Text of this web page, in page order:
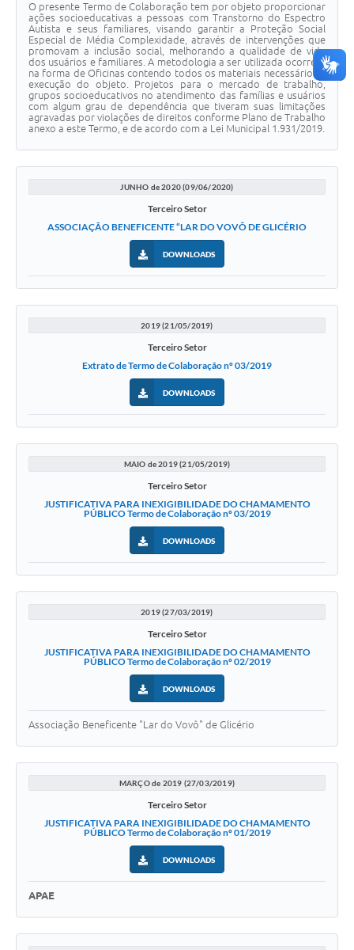
O presente Termo de Colaboração tem por objeto proporcionar
ações socioeducativas a pessoas com Transtorno do Espectro
Autista e seus familiares, visando garantir a Proteção Social
Especial de Média Complexidade, através de intervenções que
promovam a inclusão social, melhorando a qualidade de vida
dos usuários e familiares. A metodologia a ser utilizada ocorrerá
na forma de Oficinas contendo todos os materiais necessários a
execução do objeto. Projetos para o mercado de trabalho,
grupos socioeducativos no atendimento das famílias e usuários
com algum grau de dependência que tiveram suas limitações
agravadas por violações de direitos conforme Plano de Trabalho
anexo a este Termo, e de acordo com a Lei Municipal 1.931/2019.
JUNHO de 2020 (09/06/2020)
Terceiro Setor
ASSOCIAÇÃO BENEFICENTE “LAR DO VOVÔ DE GLICÉRIO
DOWNLOADS
2019 (21/05/2019)
Terceiro Setor
Extrato de Termo de Colaboração nº 03/2019
DOWNLOADS
MAIO de 2019 (21/05/2019)
Terceiro Setor
JUSTIFICATIVA PARA INEXIGIBILIDADE DO CHAMAMENTO
PÚBLICO Termo de Colaboração nº 03/2019
DOWNLOADS
2019 (27/03/2019)
Terceiro Setor
JUSTIFICATIVA PARA INEXIGIBILIDADE DO CHAMAMENTO
PÚBLICO Termo de Colaboração nº 02/2019
DOWNLOADS
Associação Beneficente "Lar do Vovô" de Glicério
MARÇO de 2019 (27/03/2019)
Terceiro Setor
JUSTIFICATIVA PARA INEXIGIBILIDADE DO CHAMAMENTO
PÚBLICO Termo de Colaboração nº 01/2019
DOWNLOADS
APAE